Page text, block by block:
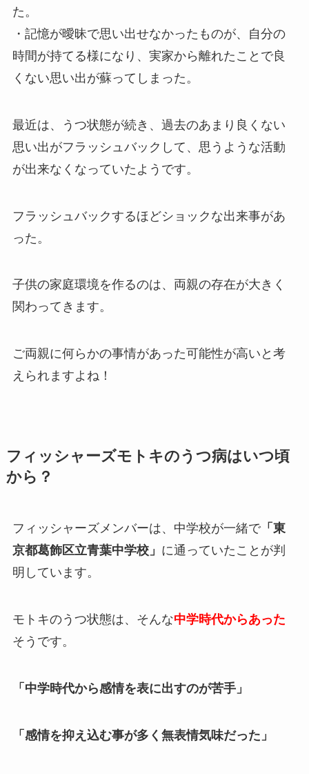
た。
・記憶が曖昧で思い出せなかったものが、自分の
時間が持てる様になり、実家から離れたことで良
くない思い出が蘇ってしまった。
最近は、うつ状態が続き、過去のあまり良くない
思い出がフラッシュバックして、思うような活動
が出来なくなっていたようです。
フラッシュバックするほどショックな出来事があ
った。
子供の家庭環境を作るのは、両親の存在が大きく
関わってきます。
ご両親に何らかの事情があった可能性が高いと考
えられますよね！
フィッシャーズモトキのうつ病はいつ頃
から？
フィッシャーズメンバーは、中学校が一緒で「東
京都葛飾区立青葉中学校」 に通っていたことが判
明しています。
モトキのうつ状態は、そんな中学時代からあった
そうです。
「中学時代から感情を表に出すのが苦手」
「感情を抑え込む事が多く無表情気味だった」